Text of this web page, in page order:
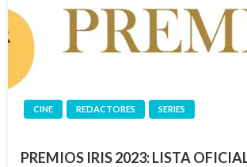
CINE REDACTORES SERIES
PREMIOS IRIS 2023: LISTA